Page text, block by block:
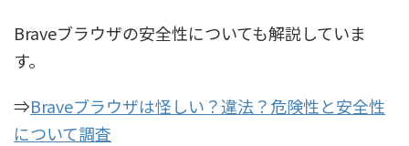
Braveブラウザの安全性についても解説していま
す。
⇒Braveブラウザは怪しい？違法？危険性と安全性
について調査